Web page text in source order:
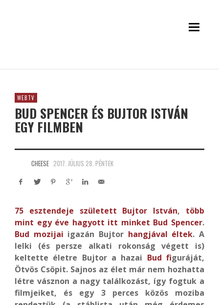
WEBTV
BUD SPENCER ÉS BUJTOR ISTVÁN
EGY FILMBEN
CHEESE 2017. JÚLIUS 28. PÉNTEK
75 esztendeje született Bujtor István, több
mint egy éve hagyott itt minket Bud Spencer.
Bud mozijai igazán Bujtor hangjával éltek. A
lelki (és persze alkati rokonság végett is)
keltette életre Bujtor a hazai Bud figuráját,
Ötvös Csöpit. Sajnos az élet már nem hozhatta
létre vásznon a nagy találkozást, így fogtuk a
filmjeiket, és egy 3 perces közös moziba